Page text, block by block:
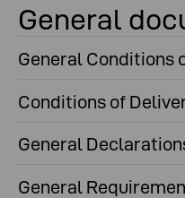
General
General Conditions
Conditions of
General
General